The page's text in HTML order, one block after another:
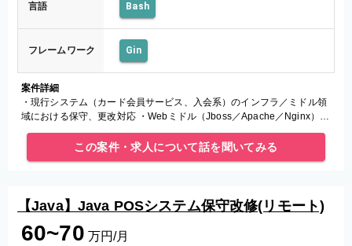
言語 Bash
フレームワーク Gin
案件詳細
・現行システム（カード会員サービス、入会系）のインフラ／ミドル領
域における保守、更改対応 ・Webミドル（Jboss／Apache／Nginx）の
バージョンアップ影響調査 ・Oracle運用（容量算出
この案件・求人について話を聞いてみる
【Java】Java POSシステム保守改修(リモート)
60~70 万円/月